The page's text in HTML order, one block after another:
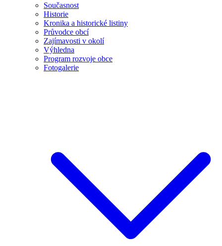
Současnost
Historie
Kronika a historické listiny
Průvodce obcí
Zajímavosti v okolí
Výhledna
Program rozvoje obce
Fotogalerie